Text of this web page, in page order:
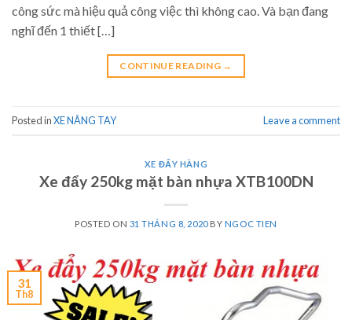
công sức mà hiệu quả công việc thì không cao. Và bạn đang
nghĩ đến 1 thiết […]
CONTINUE READING →
Posted inXE NÂNG TAY Leave a comment
XE ĐẨY HÀNG
Xe đẩy 250kg mặt bàn nhựa XTB100DN
POSTED ON 31 THÁNG 8, 2020BY NGOC TIEN
31
Th8